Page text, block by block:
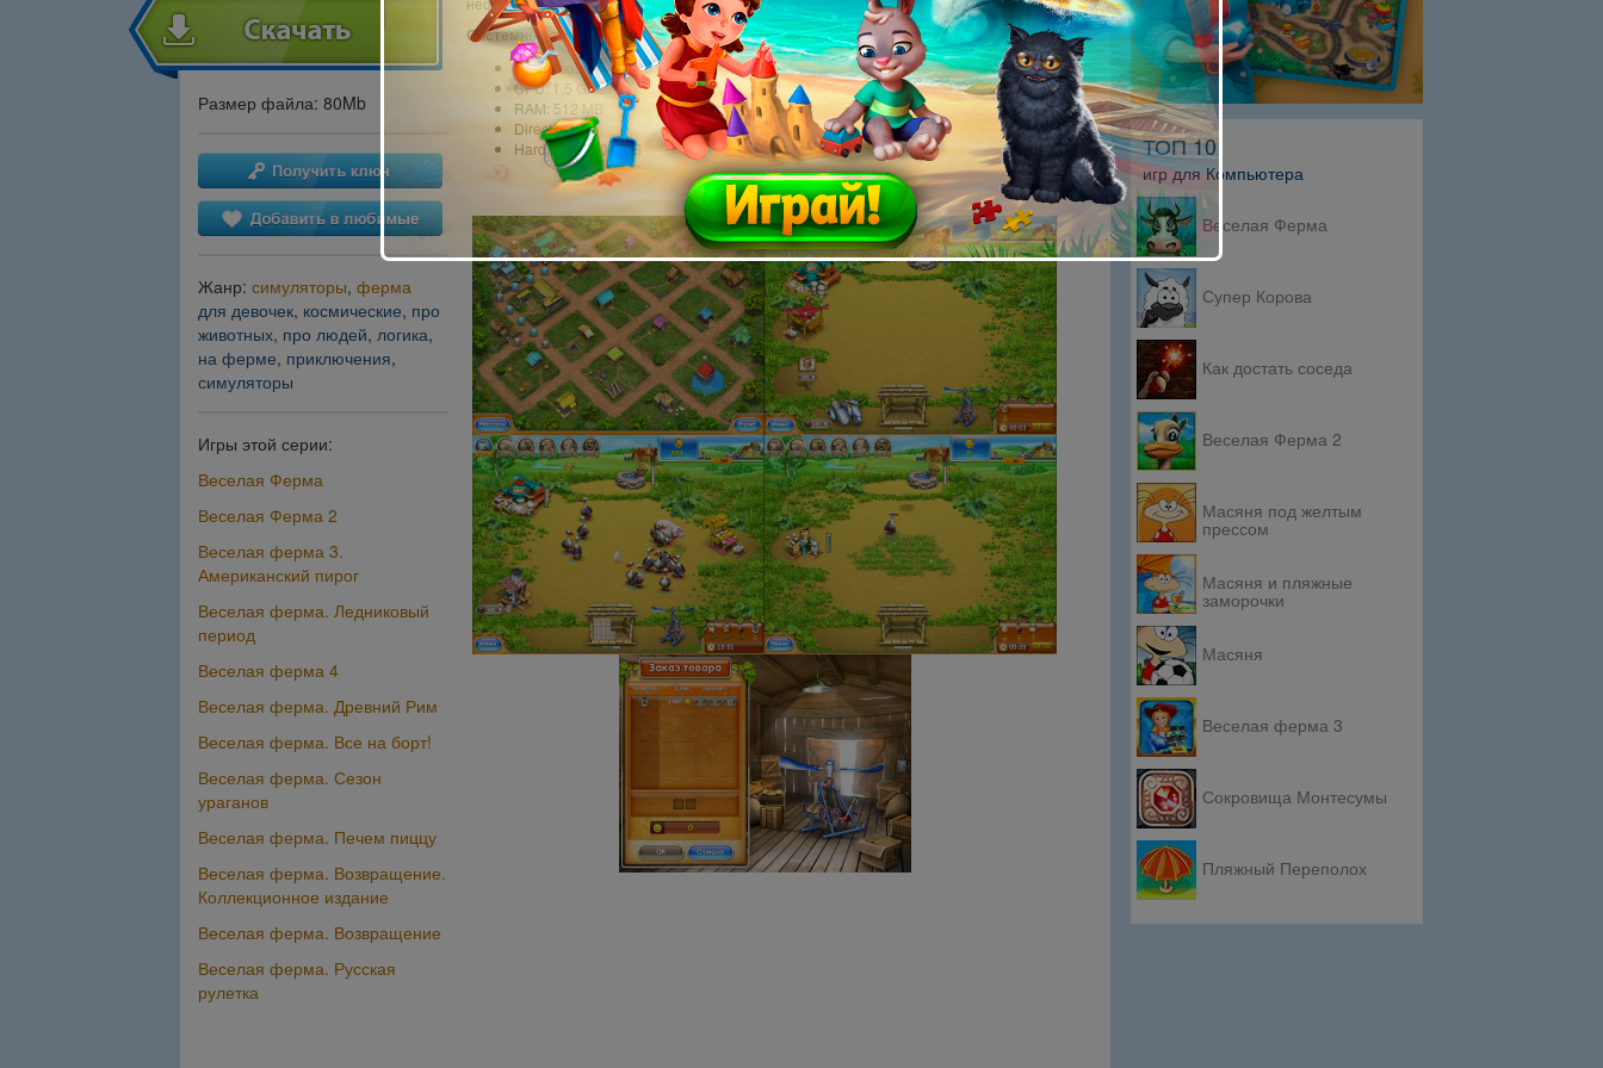
Размер файла: 80Mb
Жанр: симуляторы, ферма
для девочек, космические, про
животных, про людей, логика,
на ферме, приключения,
симуляторы
Игры этой серии:
Веселая Ферма
Веселая Ферма 2
Веселая ферма 3.
Американский пирог
Веселая ферма. Ледниковый
период
Веселая ферма 4
Веселая ферма. Древний Рим
Веселая ферма. Все на борт!
Веселая ферма. Сезон
ураганов
Веселая ферма. Печем пиццу
Веселая ферма. Возвращение.
Коллекционное издание
Веселая ферма. Возвращение
Веселая ферма. Русская
рулетка
Системные требования:
OS: Windows XP или более поздняя версия
CPU: 1,5 GHz
RAM: 512 MB
DirectX: 9.0
Hard Drive: 500 MB
ТОП 10
игр для Компьютера
Веселая Ферма
Супер Корова
Как достать соседа
Веселая Ферма 2
Масяня под желтым
прессом
Масяня и пляжные
заморочки
Масяня
Веселая ферма 3
Сокровища Монтесумы
Пляжный Переполох